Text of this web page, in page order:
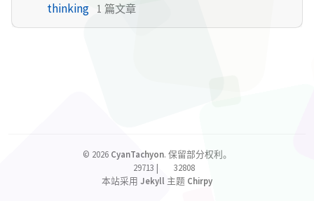
thinking 1 篇文章
© 2026 CyanTachyon. 保留部分权利。
29713 |
32808
本站采用 Jekyll 主题 Chirpy